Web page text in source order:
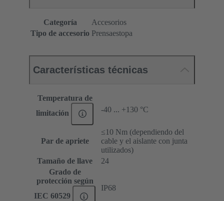
Categoría
Accesorios
Tipo de accesorio Prensaestopa
Características técnicas
Temperatura de
limitación
-40 ... +130 °C
Par de apriete
≤10 Nm (dependiendo del
cable y el aislante con junta
utilizados)
Tamaño de llave
24
Grado de
protección según
IEC 60529
IP68